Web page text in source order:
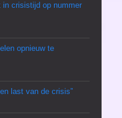
in crisistijd op nummer
opnieuw te
last van de crisis”